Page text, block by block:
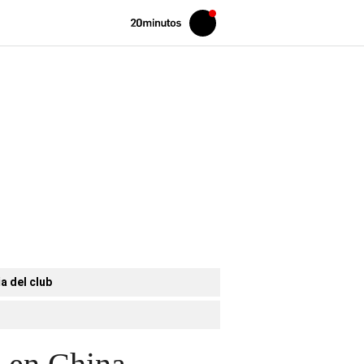
Volver
Iniciar
sesión
del club